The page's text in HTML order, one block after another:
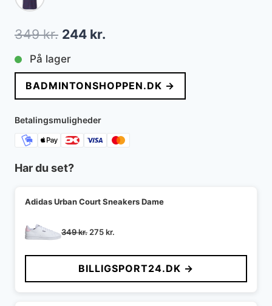
349kr. Den
oprindelige
pris
var:
349 kr..
244 kr.
pris
er:
På lager
BADMINTONSHOPPEN.DK →
Betalingsmuligheder
Har du set?
Adidas Urban Court Sneakers Dame
349kr. Den
pris
var:
349 kr..
275kr.
pris
er:
275 kr..
BILLIGSPORT24.DK →